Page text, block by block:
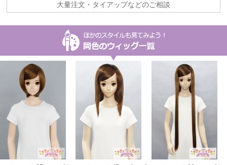
大量注文・タイアップなどのご相談